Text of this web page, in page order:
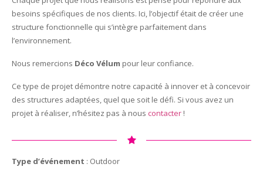
besoins spécifiques de nos clients. Ici, l’objectif était de créer une
structure fonctionnelle qui s’intègre parfaitement dans
l’environnement.
Nous remercions Déco Vélum pour leur confiance.
Ce type de projet démontre notre capacité à innover et à concevoir
des structures adaptées, quel que soit le défi. Si vous avez un
projet à réaliser, n’hésitez pas à nous contacter !
Type d’événement : Outdoor